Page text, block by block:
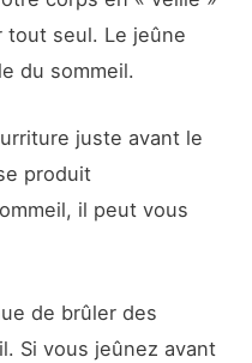
tout seul. Le jeûne
du sommeil.
juste avant le
produit
il peut vous
de brûler des
Si vous jeûnez avant